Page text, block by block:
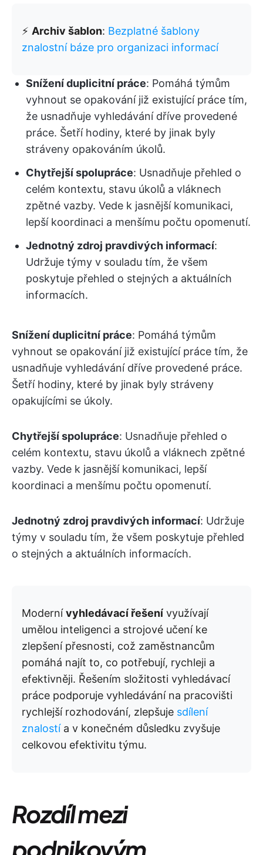
⚡️ Archiv šablon: Bezplatné šablony
znalostní báze pro organizaci informací
Snížení duplicitní práce: Pomáhá týmům
vyhnout se opakování již existující práce tím,
že usnadňuje vyhledávání dříve provedené
práce. Šetří hodiny, které by jinak byly
stráveny opakováním úkolů.
Chytřejší spolupráce: Usnadňuje přehled o
celém kontextu, stavu úkolů a vláknech
zpětné vazby. Vede k jasnější komunikaci,
lepší koordinaci a menšímu počtu opomenutí.
Jednotný zdroj pravdivých informací:
Udržuje týmy v souladu tím, že všem
poskytuje přehled o stejných a aktuálních
informacích.
Snížení duplicitní práce: Pomáhá týmům
vyhnout se opakování již existující práce tím, že
usnadňuje vyhledávání dříve provedené práce.
Šetří hodiny, které by jinak byly stráveny
opakujícími se úkoly.
Chytřejší spolupráce: Usnadňuje přehled o
celém kontextu, stavu úkolů a vláknech zpětné
vazby. Vede k jasnější komunikaci, lepší
koordinaci a menšímu počtu opomenutí.
Jednotný zdroj pravdivých informací: Udržuje
týmy v souladu tím, že všem poskytuje přehled
o stejných a aktuálních informacích.
Modernívyhledávací řešení využívají
umělou inteligenci a strojové učení ke
zlepšení přesnosti, což zaměstnancům
pomáhá najít to, co potřebují, rychleji a
efektivněji. Řešením složitosti vyhledávací
práce podporuje vyhledávání na pracovišti
rychlejší rozhodování, zlepšuje sdílení
znalostía v konečném důsledku zvyšuje
celkovou efektivitu týmu.
Rozdíl mezi